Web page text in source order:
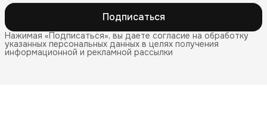
Подписаться
Нажимая «Подписаться», вы даете согласие на обработку
указанных персональных данных в целях получения
информационной и рекламной рассылки